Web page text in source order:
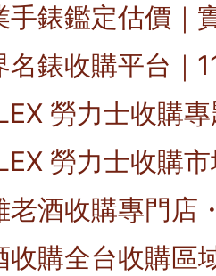
手錶鑑定估價｜
名錶收購平台｜
勞力士收購
勞力士收購
老酒收購專門店
收購全台收購區